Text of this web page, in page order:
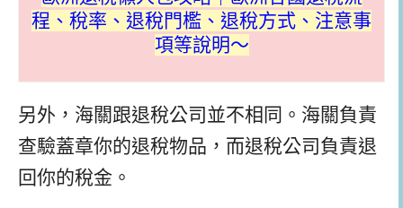
程、稅率、退稅門檻、退稅方式、注意事
項等說明～
另外，海關跟退稅公司並不相同。海關負責
查驗蓋章你的退稅物品，而退稅公司負責退
回你的稅金。